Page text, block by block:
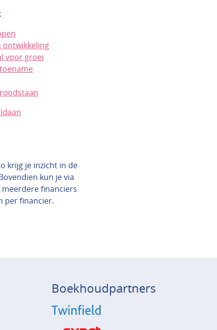
ontwikkeling
voor groei
krijg je inzicht in de
kun je via
financiers
per financier.
Boekhoudpartners